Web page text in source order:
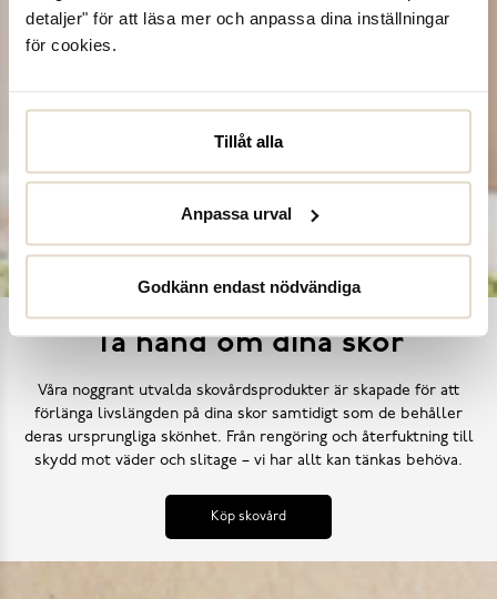
detaljer" för att läsa mer och anpassa dina inställningar
för cookies.
Tillåt alla
Anpassa urval
Godkänn endast nödvändiga
Ta hand om dina skor
Våra noggrant utvalda skovårdsprodukter är skapade för att
förlänga livslängden på dina skor samtidigt som de behåller
deras ursprungliga skönhet. Från rengöring och återfuktning till
skydd mot väder och slitage – vi har allt kan tänkas behöva.
Köp skovård